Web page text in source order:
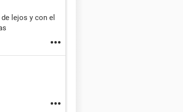
lejos y con el